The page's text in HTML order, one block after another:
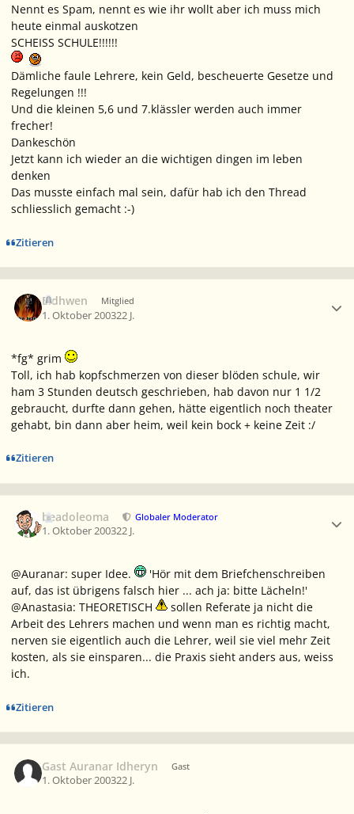
Nennt es Spam, nennt es wie ihr wollt aber ich muss mich
heute einmal auskotzen
SCHEISS SCHULE!!!!!!
Dämliche faule Lehrere, kein Geld, bescheuerte Gesetze und
Regelungen !!!
Und die kleinen 5,6 und 7.klässler werden auch immer
frecher!
Dankeschön
Jetzt kann ich wieder an die wichtigen dingen im leben
denken
Das musste einfach mal sein, dafür hab ich den Thread
schliesslich gemacht :-)
Zitieren
Eldhwen Mitglied
1. Oktober 200322 J.
*fg* grim
Toll, ich hab kopfschmerzen von dieser blöden schule, wir
ham 3 Stunden deutsch geschrieben, hab davon nur 1 1/2
gebraucht, durfte dann gehen, hätte eigentlich noch theater
gehabt, bin dann aber heim, weil kein bock + keine Zeit :/
Zitieren
beadoleoma Globaler Moderator
1. Oktober 200322 J.
@Auranar: super Idee.
'Hör mit dem Briefchenschreiben
auf, das ist übrigens falsch hier ... ach ja: bitte Lächeln!'
@Anastasia: THEORETISCH
sollen Referate ja nicht die
Arbeit des Lehrers machen und wenn man es richtig macht,
nerven sie eigentlich auch die Lehrer, weil sie viel mehr Zeit
kosten, als sie einsparen... die Praxis sieht anders aus, weiss
ich.
Zitieren
Gast Auranar Idheryn Gast
1. Oktober 200322 J.